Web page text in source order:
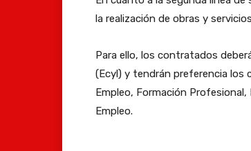
la realización de obras y
Para ello, los contratados
(Ecyl) y tendrán preferencia los
Empleo, Formación
Empleo.